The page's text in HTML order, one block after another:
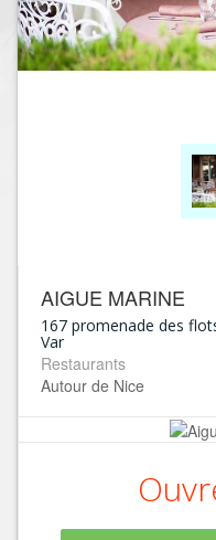
AIGUE MARINE
167 promenade des
Var
Restaurants
Autour de Nice